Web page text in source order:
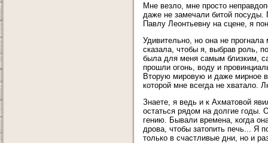
Мне везло, мне просто
даже не замечали битой посуды.
Павлу Леонтьевну на сцене, я
Удивительно, но она не
сказала, чтобы я, выбрав роль,
была для меня самым близким,
прошли огонь, воду и
Вторую мировую и даже мирное
которой мне всегда не хватало.
Знаете, я ведь и к Ахматовой
остаться рядом на долгие годы.
гению. Бывали времена, когда
дрова, чтобы затопить печь... Я
только в счастливые дни, но и